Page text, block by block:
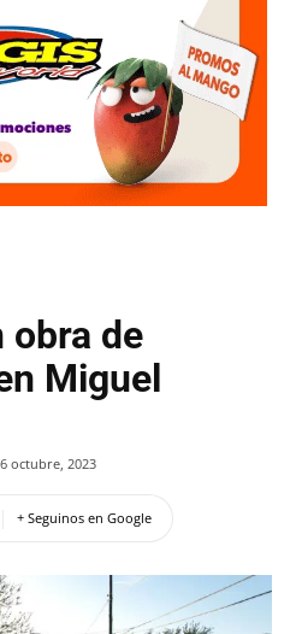
obra de
Miguel
6 octubre, 2023
+ Seguinos en Google